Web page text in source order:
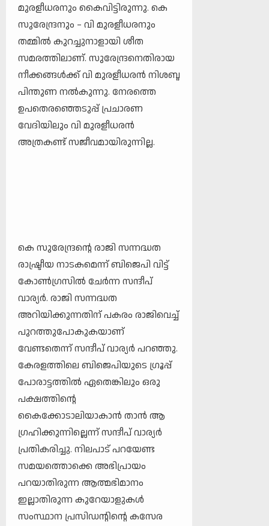
മുരളീധരനും കൈവിട്ടിരുന്നു. കെ
സുരേന്ദ്രനും – വി മുരളീധരനും
തമ്മിൽ കുറച്ചുനാളായി ശീത
സമരത്തിലാണ്. സുരേന്ദ്രനെതിരായ
നീക്കങ്ങൾക്ക് വി മുരളീധരൻ നിശബ്ദ
പിന്തുണ നൽകുന്നു. നേരത്തെ
ഉപതെരഞ്ഞെടുപ്പ് പ്രചാരണ
വേദിയിലും വി മുരളീധരൻ
അത്രകണ്ട് സജീവമായിരുന്നില്ല.
കെ സുരേന്ദ്രന്റെ രാജി സന്നദ്ധത
രാഷ്ട്രീയ നാടകമെന്ന് ബിജെപി വിട്ട്
കോൺ​ഗ്രസിൽ ചേർന്ന സന്ദീപ്
വാര്യർ. രാജി സന്നദ്ധത
അറിയിക്കുന്നതിന് പകരം രാജിവെച്ച്
പുറത്തുപോകുകയാണ്
വേണ്ടതെന്ന് സന്ദീപ് വാര്യർ പറഞ്ഞു.
കേരളത്തിലെ ബിജെപിയുടെ ​ഗ്രൂപ്പ്
പോരാട്ടത്തിൽ ഏതെങ്കിലും ഒരു
പക്ഷത്തിന്റെ
കൈക്കോടാലിയാകാൻ താൻ ആ​
ഗ്രഹിക്കുന്നില്ലെന്ന് സന്ദീപ് വാര്യർ
പ്രതികരിച്ചു. നിലപാട് പറയേണ്ട
സമയത്തൊക്കെ അഭിപ്രായം
പറയാതിരുന്ന ആത്മഭിമാനം
ഇല്ലാതിരുന്ന കുറേയാളുകൾ
സംസ്ഥാന പ്രസിഡന്റിന്റെ കസേര